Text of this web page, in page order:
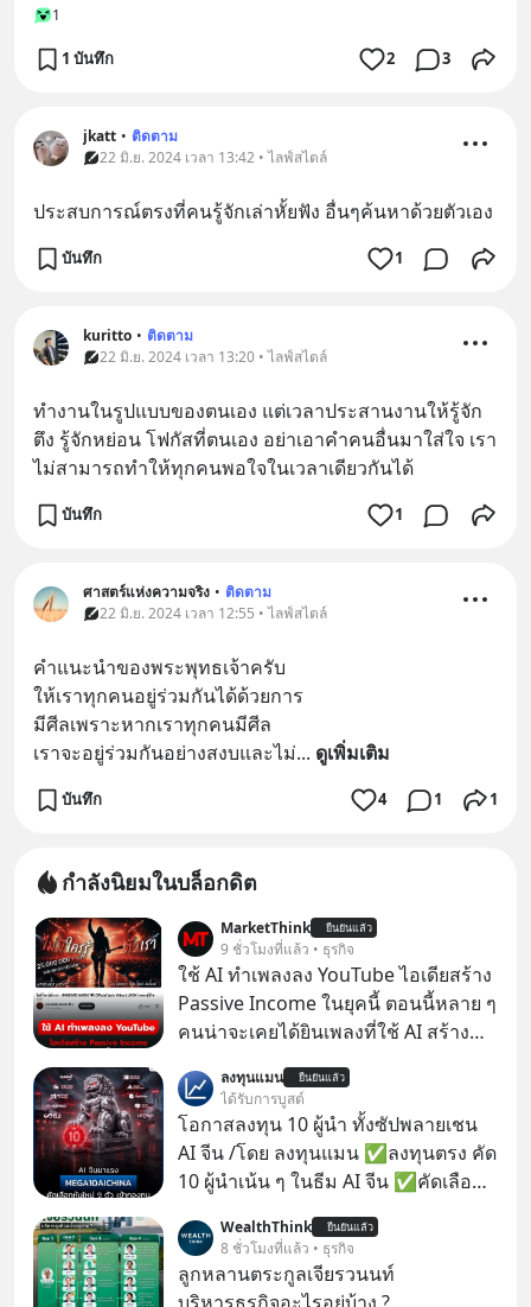
1
1 บันทึก 2 3
jkatt • ติดตาม
22 มิ.ย. 2024 เวลา 13:42 • ไลฟ์สไตล์
ประสบการณ์ตรงที่คนรู้จักเล่าหั้ยฟัง อื่นๆค้นหาด้วยตัวเอง
บันทึก 1
kuritto • ติดตาม
22 มิ.ย. 2024 เวลา 13:20 • ไลฟ์สไตล์
ทำงานในรูปแบบของตนเอง แต่เวลาประสานงานให้รู้จัก
ตึง รู้จักหย่อน โฟกัสที่ตนเอง อย่าเอาคำคนอื่นมาใส่ใจ เรา
ไม่สามารถทำให้ทุกคนพอใจในเวลาเดียวกันได้
บันทึก 1
ศาสตร์แห่งความจริง • ติดตาม
22 มิ.ย. 2024 เวลา 12:55 • ไลฟ์สไตล์
คำแนะนำของพระพุทธเจ้าครับ
ให้เราทุกคนอยู่ร่วมกันได้ด้วยการ
มีศีลเพราะหากเราทุกคนมีศีล
เราจะอยู่ร่วมกันอย่างสงบและไม่... ดูเพิ่มเติม
บันทึก 4 1 1
กำลังนิยมในบล็อกดิต
MarketThink ยืนยันแล้ว
9 ชั่วโมงที่แล้ว • ธุรกิจ
ใช้ AI ทำเพลงลง YouTube ไอเดียสร้าง
Passive Income ในยุคนี้ ตอนนี้หลาย ๆ
คนน่าจะเคยได้ยินเพลงที่ใช้ AI สร้าง
รู้ตัวเรา” จากช่องชื่อว่า UNHEARD
MUSIC ที่ตอนนี้มียอดรับชมกว่า 26
ล้านครั้งแล้ว
ลงทุนแมน ยืนยันแล้ว
ได้รับการบูสต์
โอกาสลงทุน 10 ผู้นำ ทั้งซัปพลายเชน
AI จีน /โดย ลงทุนแมน ✅ลงทุนตรง คัด
10 ผู้นำเน้น ๆ ในธีม AI จีน ✅คัดเลือก
เจ้าของผู้นำ AI จีน ตั้งแต่โรงงานผลิตชิป
หน่วยความจำ โมเดล AI ยันหุ่นยนต์
✅ได้การรับยกเว้นภาษี Capital Gain
WealthThink ยืนยันแล้ว
8 ชั่วโมงที่แล้ว • ธุรกิจ
ลูกหลานตระกูลเจียรวนนท์
บริหารธุรกิจอะไรอยู่บ้าง ?